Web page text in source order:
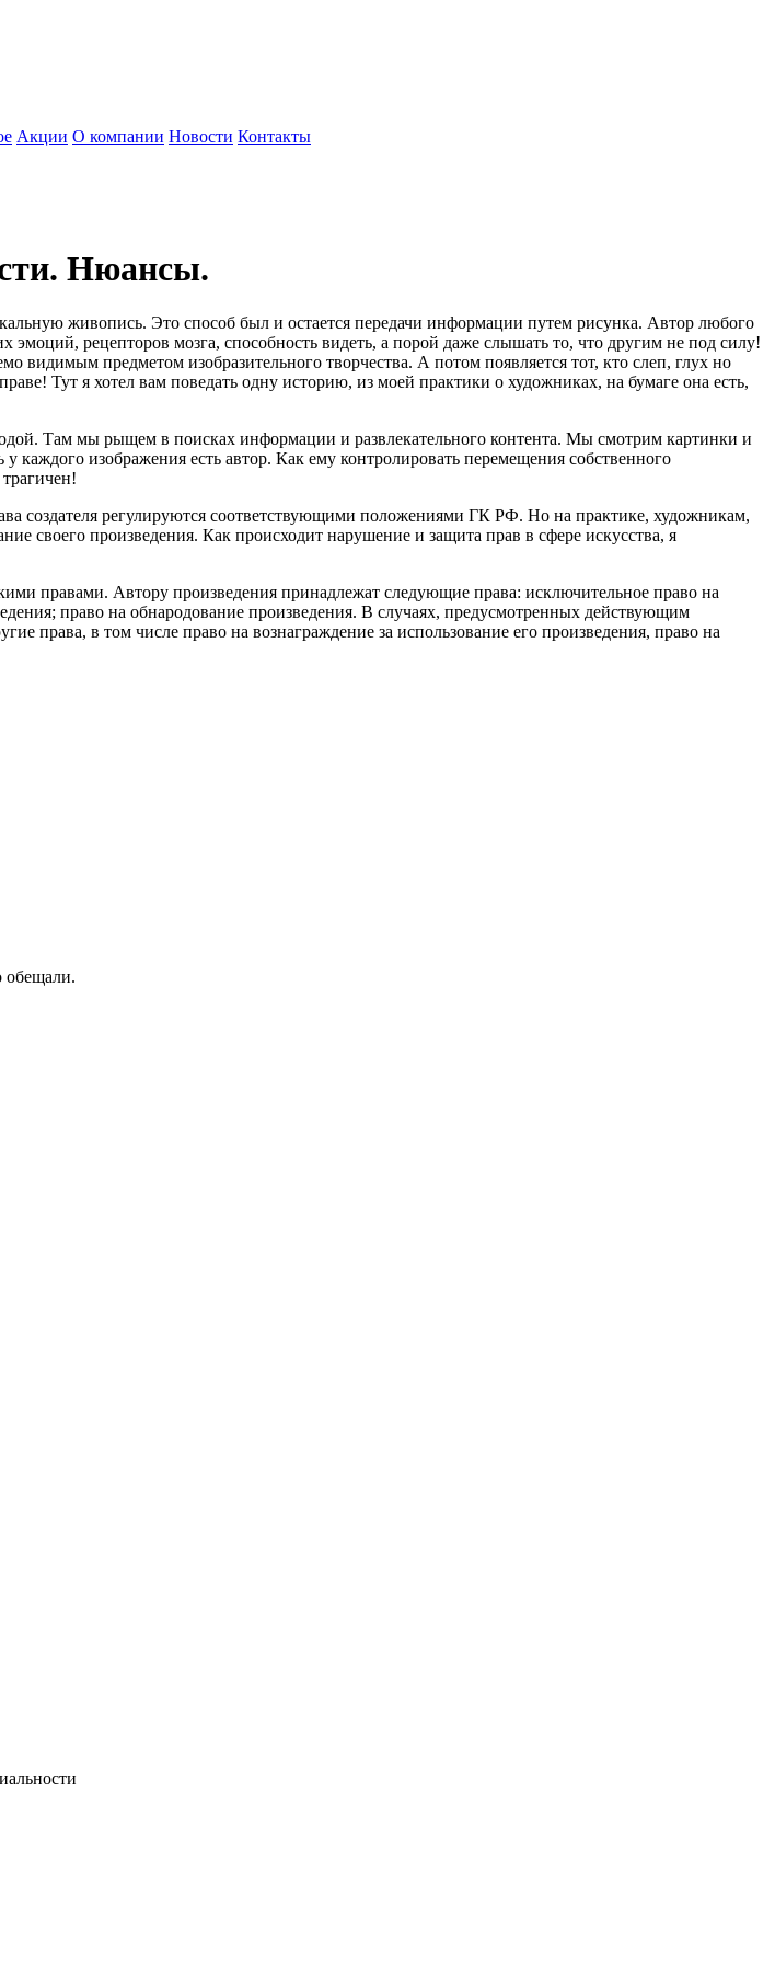
Акции О компании Новости Контакты
Нюансы.
живопись. Это способ был и остается передачи информации путем рисунка. Автор любого
эмоций, рецепторов мозга, способность видеть, а порой даже слышать то, что другим не под силу!
видимым предметом изобразительного творчества. А потом появляется тот, кто слеп, глух но
Тут я хотел вам поведать одну историю, из моей практики о художниках, на бумаге она есть,
Там мы рыщем в поисках информации и развлекательного контента. Мы смотрим картинки и
изображения есть автор. Как ему контролировать перемещения собственного
создателя регулируются соответствующими положениями ГК РФ. Но на практике, художникам,
своего произведения. Как происходит нарушение и защита прав в сфере искусства, я
правами. Автору произведения принадлежат следующие права: исключительное право на
право на обнародование произведения. В случаях, предусмотренных действующим
права, в том числе право на вознаграждение за использование его произведения, право на
обещали.